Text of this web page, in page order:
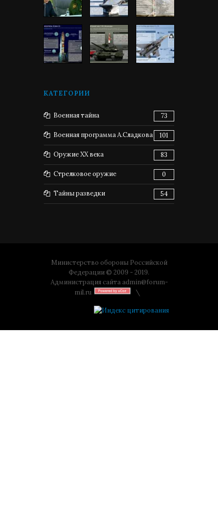
КАТЕГОРИИ
Военная тайна 73
Военная программа А.Сладкова 101
Оружие XX века 83
Стрелковое оружие 0
Тайны разведки 54
Министерство обороны Российской
Федерации © 2009 - 2019.
Администрация сайта admin@forum-
mil.ru